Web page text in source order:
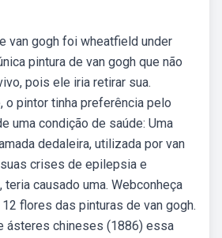
van gogh foi wheatfield under
pintura de van gogh que não
pois ele iria retirar sua.
o pintor tinha preferência pelo
uma condição de saúde: Uma
dedaleira, utilizada por van
crises de epilepsia e
causado uma. Webconheça
flores das pinturas de van gogh.
ásteres chineses (1886) essa